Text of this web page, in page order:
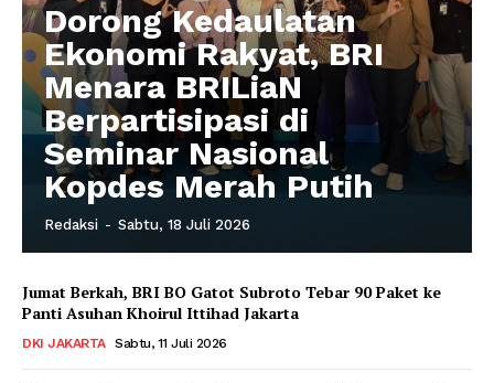
Dorong Kedaulatan
Ekonomi Rakyat, BRI
Menara BRILiaN
Berpartisipasi di
Seminar Nasional
Kopdes Merah Putih
Redaksi - Sabtu, 18 Juli 2026
Jumat Berkah, BRI BO Gatot Subroto Tebar 90 Paket ke
Panti Asuhan Khoirul Ittihad Jakarta
DKI JAKARTA Sabtu, 11 Juli 2026